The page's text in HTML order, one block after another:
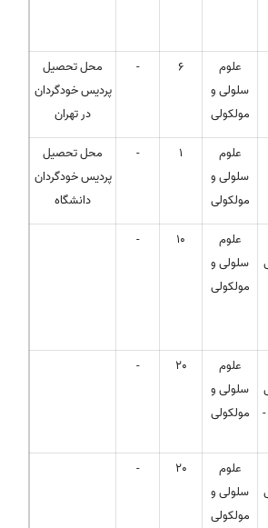
علوم
سلولی و
مولکولی
6
-
محل تحصیل
پردیس خودگردان
در تهران
علوم
سلولی و
مولکولی
1
-
محل تحصیل
پردیس خودگردان
دانشگاه
علوم
سلولی و
مولکولی
10
-
علوم
سلولی و
مولکولی
20
-
علوم
سلولی و
مولکولی
20
-